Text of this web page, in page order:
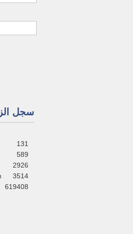
589
2926
3514
619408